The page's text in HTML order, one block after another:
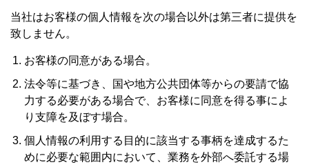
当社はお客様の個人情報を次の場合以外は第三者に提供を
致しません。
お客様の同意がある場合。
法令等に基づき、国や地方公共団体等からの要請で協
力する必要がある場合で、お客様に同意を得る事によ
り支障を及ぼす場合。
個人情報の利用する目的に該当する事柄を達成するた
めに必要な範囲内において、業務を外部へ委託する場